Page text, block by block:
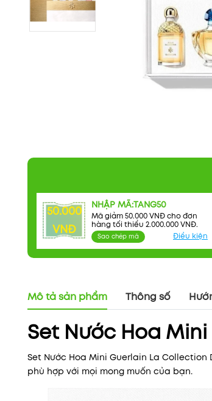
50.000
VNĐ
NHẬP MÃ:TANG50
Mã giảm 50.000 VNĐ cho đơn
hàng tối thiểu 2.000.000 VNĐ.
Sao chép mã Điều kiện
Mô tả sản phẩm Thông số
Set Nước Hoa
Set Nước Hoa Mini Guerlain La
phù hợp với mọi mong muốn của bạn.